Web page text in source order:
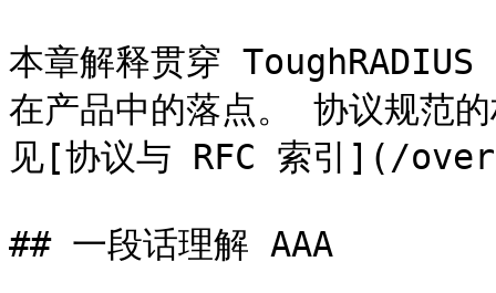
本章解释贯穿
在产品中的落点。 协议规范
见[协议与 RFC 索引](/
## 一段话理解 AAA